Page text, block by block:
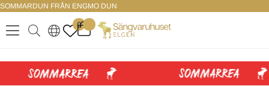
SOMMARDUN FRÅN ENGMO DUN
.
0
. ..
LOGGA IN